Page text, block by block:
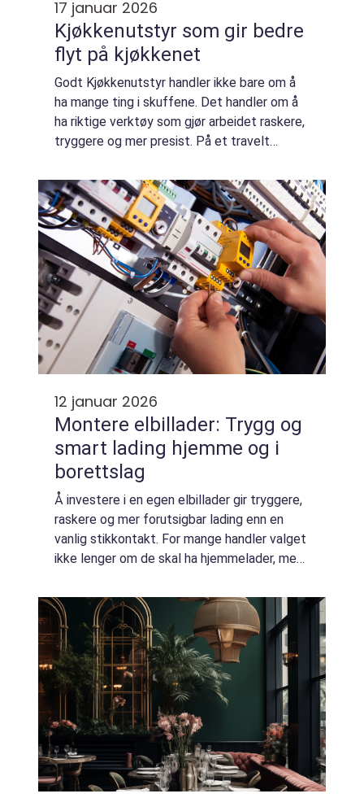
17 januar 2026
Kjøkkenutstyr som gir bedre
flyt på kjøkkenet
Godt Kjøkkenutstyr handler ikke bare om å
ha mange ting i skuffene. Det handler om å
ha riktige verktøy som gjør arbeidet raskere,
tryggere og mer presist. På et travelt
forskjellen mellom kontroll og kaos. I ...
12 januar 2026
Montere elbillader: Trygg og
smart lading hjemme og i
borettslag
Å investere i en egen elbillader gir tryggere,
raskere og mer forutsigbar lading enn en
vanlig stikkontakt. For mange handler valget
ikke lenger om de skal ha hjemmelader, men
kapasitet i sikrings...